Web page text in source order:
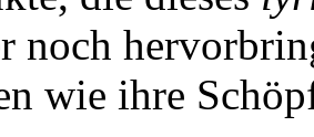
noch
wie ihre